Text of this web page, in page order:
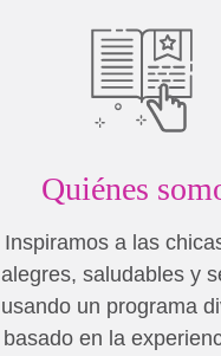
Quiénes
Inspiramos a las
alegres, saludables y
usando un programa
basado en la